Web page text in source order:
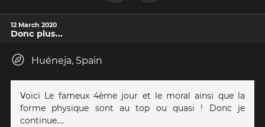
12 March 2020
Donc plus...
Huéneja, Spain
Voici Le fameux 4ème jour et le moral ainsi que la
forme physique sont au top ou quasi ! Donc je
continue....